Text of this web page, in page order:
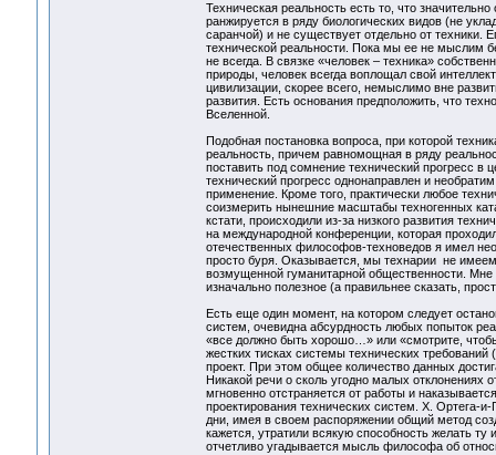
Техническая реальность есть то, что
ранжируется в ряду биологических видов (не
саранчой) и не существует отдельно от техники.
технической реальности. Пока мы ее не мыслим
не всегда. В связке «человек – техника»
природы, человек всегда воплощал свой
цивилизации, скорее всего, немыслимо вне
развития. Есть основания предположить, что
Вселенной.
Подобная постановка вопроса, при которой
реальность, причем равномощная в ряду
поставить под сомнение технический прогресс
технический прогресс однонаправлен и
применение. Кроме того, практически любое
соизмерить нынешние масштабы техногенных
кстати, происходили из-за низкого развития
на международной конференции, которая
отечественных философов-техноведов я имел
просто буря. Оказывается, мы технарии не
возмущенной гуманитарной общественности. Мне
изначально полезное (а правильнее сказать,
Есть еще один момент, на котором следует
систем, очевидна абсурдность любых попыток
«все должно быть хорошо…» или «смотрите,
жестких тисках системы технических
проект. При этом общее количество данных
Никакой речи о сколь угодно малых отклонениях
мгновенно отстраняется от работы и
проектирования технических систем. Х. Ортега-
дни, имея в своем распоряжении общий метод
кажется, утратили всякую способность желать
отчетливо угадывается мысль философа об